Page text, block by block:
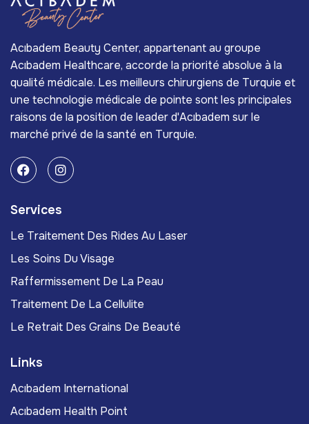
Acıbadem Beauty Center, appartenant au groupe
Acıbadem Healthcare, accorde la priorité absolue à la
qualité médicale. Les meilleurs chirurgiens de Turquie et
une technologie médicale de pointe sont les principales
raisons de la position de leader d'Acıbadem sur le
marché privé de la santé en Turquie.
Services
Le Traitement Des Rides Au Laser
Les Soins Du Visage
Raffermissement De La Peau
Traitement De La Cellulite
Le Retrait Des Grains De Beauté
Links
Acıbadem International
Acıbadem Health Point